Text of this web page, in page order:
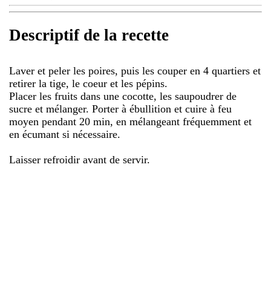
Descriptif de la recette
Laver et peler les poires, puis les couper en 4 quartiers et
retirer la tige, le coeur et les pépins.
Placer les fruits dans une cocotte, les saupoudrer de
sucre et mélanger. Porter à ébullition et cuire à feu
moyen pendant 20 min, en mélangeant fréquemment et
en écumant si nécessaire.
Laisser refroidir avant de servir.